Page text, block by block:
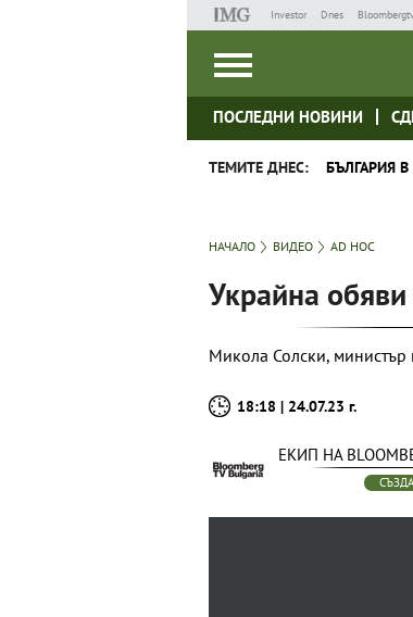
Investor Dnes
ПОСЛЕДНИ НОВИНИ
ТЕМИТЕ ДНЕС: БЪЛГАРИЯ
НАЧАЛО ВИДЕО AD HOC
Украйна
Микола Солски, министър
18:18 | 24.07.23 г.
ЕКИП НА